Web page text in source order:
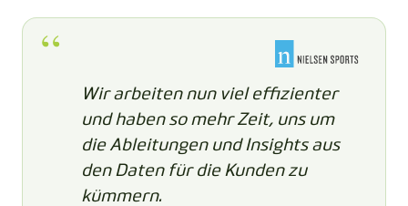
Wir arbeiten nun viel effizienter
und haben so mehr Zeit, uns um
die Ableitungen und Insights aus
den Daten für die Kunden zu
kümmern.